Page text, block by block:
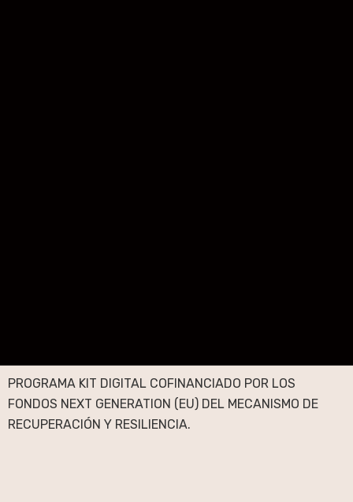
PROGRAMA KIT DIGITAL COFINANCIADO POR LOS
FONDOS NEXT GENERATION (EU) DEL MECANISMO DE
RECUPERACIÓN Y RESILIENCIA.